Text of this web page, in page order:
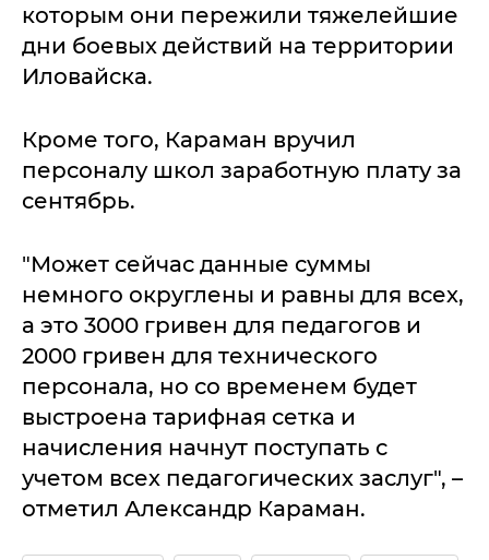
которым они пережили тяжелейшие
дни боевых действий на территории
Иловайска.
Кроме того, Караман вручил
персоналу школ заработную плату за
сентябрь.
"Может сейчас данные суммы
немного округлены и равны для всех,
а это 3000 гривен для педагогов и
2000 гривен для технического
персонала, но со временем будет
выстроена тарифная сетка и
начисления начнут поступать с
учетом всех педагогических заслуг", –
отметил Александр Караман.